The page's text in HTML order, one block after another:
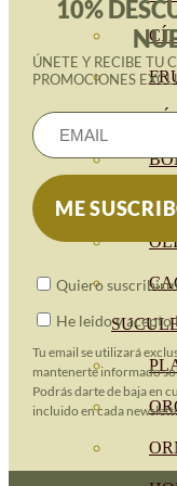
10%
ÚNETE Y RECIBE TU
PROMOCIONES
Quiero
He leido y acepto
Tu email se utilizará
mantenerte informado
Podrás darte de baja en
incluido en cada